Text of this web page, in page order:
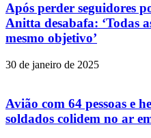
Após perder seguidores
Anitta desabafa: ‘Todas
mesmo objetivo’
30 de janeiro de 2025
Avião com 64 pessoas e
soldados colidem no ar